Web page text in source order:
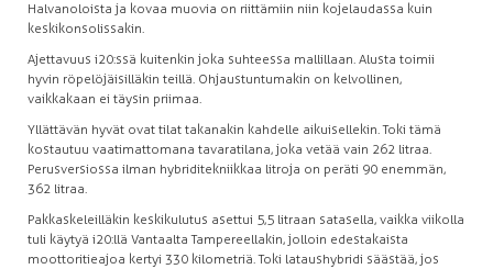
Halvanoloista ja kovaa muovia on riittämiin niin kojelaudassa kuin
keskikonsolissakin.
Ajettavuus i20:ssä kuitenkin joka suhteessa mallillaan. Alusta toimii
hyvin röpelöjäisilläkin teillä. Ohjaustuntumakin on kelvollinen,
vaikkakaan ei täysin priimaa.
Yllättävän hyvät ovat tilat takanakin kahdelle aikuisellekin. Toki tämä
kostautuu vaatimattomana tavaratilana, joka vetää vain 262 litraa.
Perusversiossa ilman hybriditekniikkaa litroja on peräti 90 enemmän,
362 litraa.
Pakkaskeleilläkin keskikulutus asettui 5,5 litraan satasella, vaikka viikolla
tuli käytyä i20:llä Vantaalta Tampereellakin, jolloin edestakaista
moottoritieajoa kertyi 330 kilometriä. Toki lataushybridi säästää, jos